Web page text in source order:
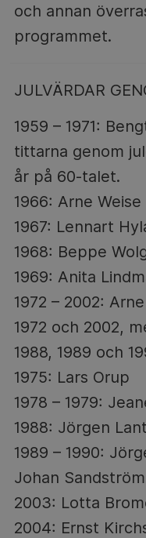
och annan
programmet.
JULVÄRDAR
1959 – 1971:
tittarna genom
år på 60-talet.
1966: Arne Weise
1967: Lennart
1968: Beppe
1969: Anita
1972 – 2002:
1972 och 2002,
1988, 1989 och
1975: Lars Orup
1978 – 1979:
1988: Jörgen
1989 – 1990:
Johan
2003: Lotta
2004: Ernst